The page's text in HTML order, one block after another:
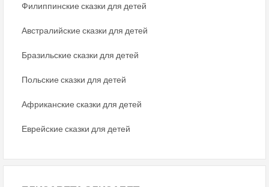
Филиппинские сказки для детей
Австралийские сказки для детей
Бразильские сказки для детей
Польские сказки для детей
Африканские сказки для детей
Еврейские сказки для детей